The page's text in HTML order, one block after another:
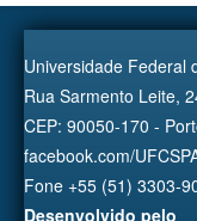
Universidade Federal
Rua Sarmento Leite,
CEP: 90050-170 -
facebook.com/
Fone +55 (51) 3303-
Desenvolvido pelo